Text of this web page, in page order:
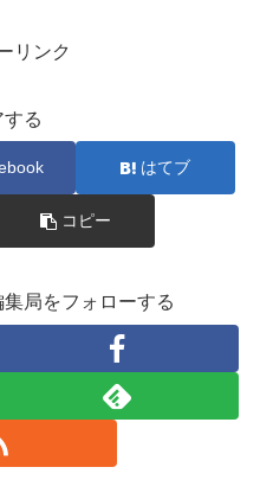
リンク
する
はてブ
コピー
局をフォローする